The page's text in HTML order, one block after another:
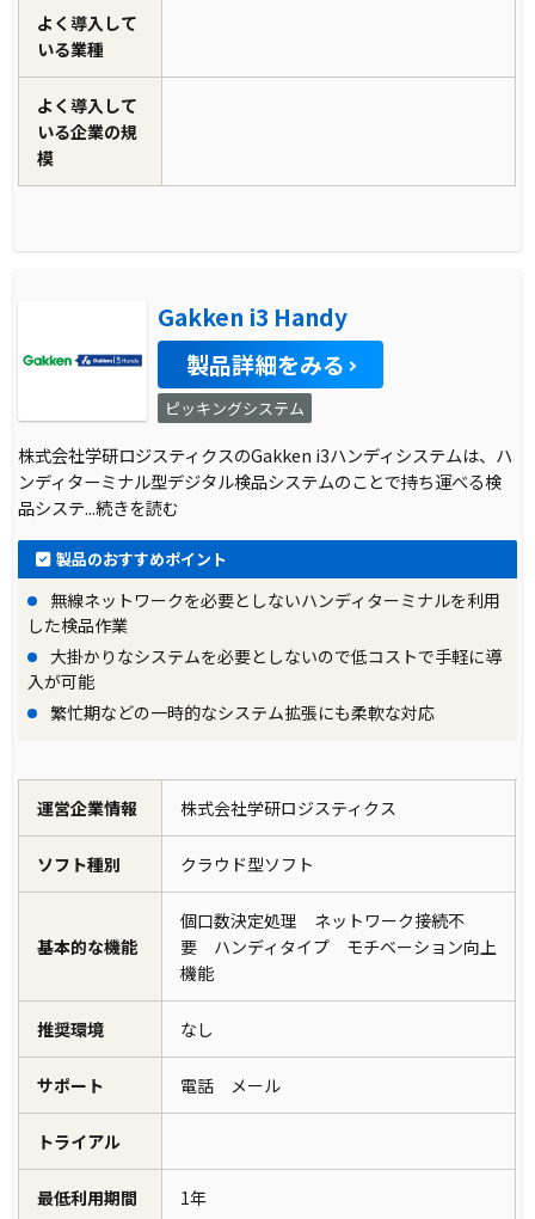
よく導入して
いる業種
よく導入して
いる企業の規
模
Gakken i3 Handy
製品詳細をみる
ピッキングシステム
株式会社学研ロジスティクスのGakken i3ハンディシステムは、ハ
ンディターミナル型デジタル検品システムのことで持ち運べる検
品システ...続きを読む
製品のおすすめポイント
無線ネットワークを必要としないハンディターミナルを利用
した検品作業
大掛かりなシステムを必要としないので低コストで手軽に導
入が可能
繁忙期などの一時的なシステム拡張にも柔軟な対応
運営企業情報 株式会社学研ロジスティクス
ソフト種別 クラウド型ソフト
基本的な機能
個口数決定処理 ネットワーク接続不
要 ハンディタイプ モチベーション向上
機能
推奨環境 なし
サポート 電話 メール
トライアル
最低利用期間 1年